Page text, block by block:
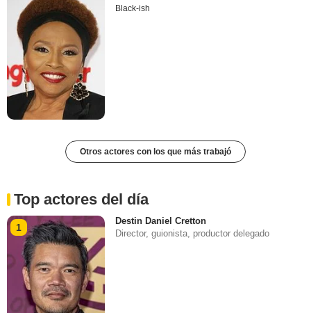
Black-ish
Otros actores con los que más trabajó
Top actores del día
1
Destin Daniel Cretton
Director, guionista, productor delegado